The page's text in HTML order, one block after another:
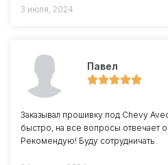
3 июля, 2024
Павел
Заказывал прошивку под Chevy
быстро, на все вопросы отвечает
Рекомендую! Буду сотрудничать.